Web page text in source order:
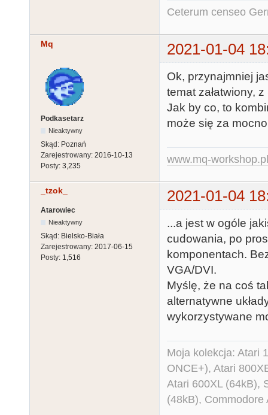
Ceterum censeo
Mq 2021-01-04
Podkasetarz
Nieaktywny
Skąd: Poznań
Zarejestrowany: 2016-10-13
Posty: 3,235
Ok, przynajmniej
temat załatwiony,
Jak by co, to
może się za
www.mq-workshop.pl
_tzok_ 2021-01-04
Atarowiec
Nieaktywny
Skąd: Bielsko-Biała
Zarejestrowany: 2017-06-15
Posty: 1,516
...a jest w ogóle
cudowania, po
komponentach.
VGA/DVI.
Myślę, że na coś
alternatywne
wykorzystywane
Moja kolekcja: Atari
ONCE+), Atari
Atari 600XL (64kB),
(48kB),